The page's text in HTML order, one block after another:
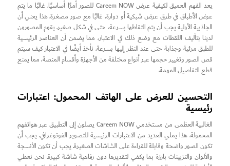
يعد الفهم العميق لكيفية عرض Careem NOW للصور أمرًا أساسيًا. غالبًا ما يتم
عرض الأطباق في طرق عرض شبكية أو دوارة، غالبًا مع صور مصغرة. هذا يعني أن
الجاذبية الأولية يجب أن يتم التقاطها بسرعة، حتى في شكل صغير. يقوم المصورون
لدينا بتأليف اللقطات مع وضع ذلك في الاعتبار، مما يضمن أن العناصر الرئيسية
للطبق مرئية وجذابة حتى عند النظر إليها بسرعة. نأخذ أيضًا في الاعتبار كيف سيتم
قص الصور وتغيير حجمها عبر أنواع مختلفة من الأجهزة وأقسام المنصة، مما يمنع
قطع التفاصيل المهمة.
التحسين للعرض على الهاتف المحمول: اعتبارات
رئيسية
الغالبية العظمى من مستخدمي Careem NOW يصلون إلى التطبيق عبر هواتفهم
المحمولة. هذا يملي العديد من الاعتبارات الرئيسية للتصوير الفوتوغرافي. يجب أن
تكون الصور واضحة وقابلة للقراءة على الشاشات الصغيرة. يجب أن تكون الأنسجة
والألوان والتزيينات بارزة بما يكفي لتقديرها دون رفاهية شاشة كبيرة. نحن نعطي